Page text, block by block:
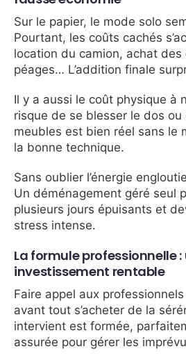
Sur le papier, le mode solo
Pourtant, les coûts cachés
location du camion, achat
péages… L’addition finale
Il y a aussi le coût physique à
risque de se blesser le dos ou
meubles est bien réel sans le
la bonne technique.
Sans oublier l’énergie
Un déménagement géré seul
plusieurs jours épuisants et
stress intense.
La formule professionnelle :
investissement rentable
Faire appel aux professionnels
avant tout s’acheter de la
intervient est formée,
assurée pour gérer les